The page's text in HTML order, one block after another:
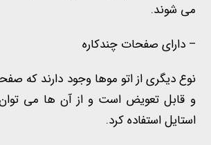
می شوند.
– دارای صفحات چندکاره
نوع دیگری از اتو موها وجود دارند که
و قابل تعویض است و از آن ها می توان
استایل استفاده کرد.